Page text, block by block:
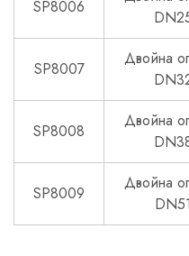
SP8006
SP8007
Двойна
SP8008
Двойна
SP8009
Двойна
DN51